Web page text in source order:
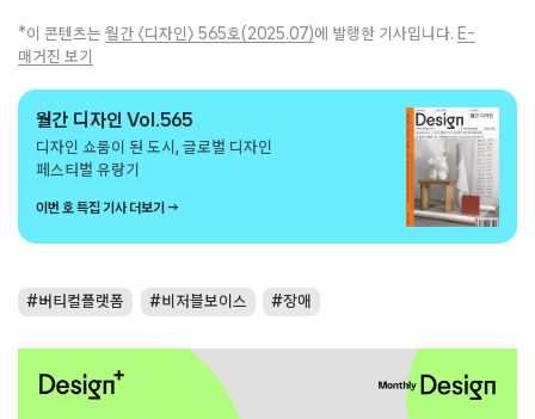
*이 콘텐츠는 월간 〈디자인〉 565호(2025.07)에 발행한 기사입니다. E-
매거진 보기
월간 디자인 Vol.565
디자인 쇼룸이 된 도시, 글로벌 디자인
페스티벌 유랑기
이번 호 특집 기사 더보기 →
버티컬플랫폼 비저블보이스 장애